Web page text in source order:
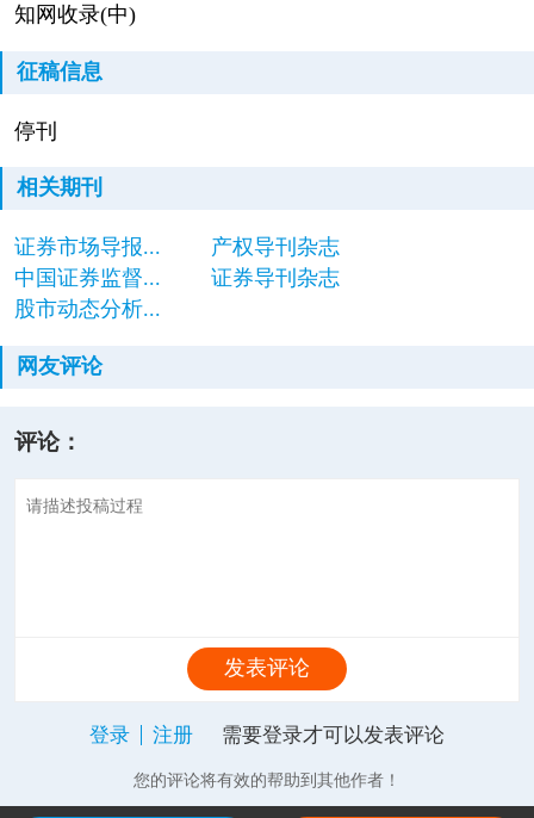
知网收录(中)
征稿信息
停刊
相关期刊
证券市场导报...
产权导刊杂志
中国证券监督...
证券导刊杂志
股市动态分析...
网友评论
评论：
发表评论
登录 注册 需要登录才可以发表评论
您的评论将有效的帮助到其他作者！